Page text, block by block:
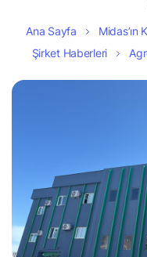
Ana Sayfa Midas’ın
Şirket Haberleri